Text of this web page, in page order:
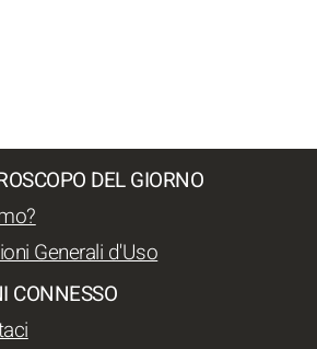
DEL GIORNO
Generali d'Uso
CONNESSO